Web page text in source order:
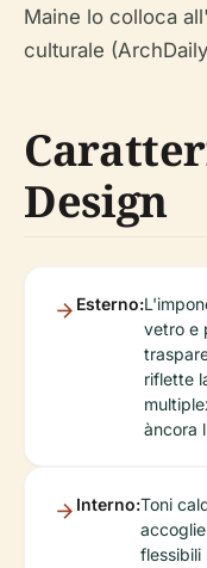
Maine lo colloca
culturale
Design
Esterno:
vetro e
riflette
àncora
Interno:Toni
flessibili